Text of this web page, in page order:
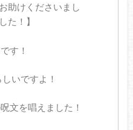
助けくださいまし
た！】
す！
いですよ！
文を唱えました！